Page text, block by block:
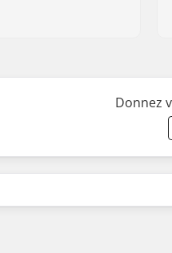
Donnez